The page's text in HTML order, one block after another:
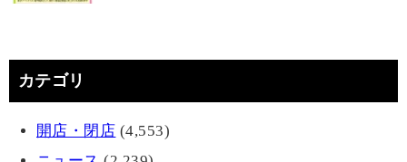
カテゴリ
開店・閉店 (4,553)